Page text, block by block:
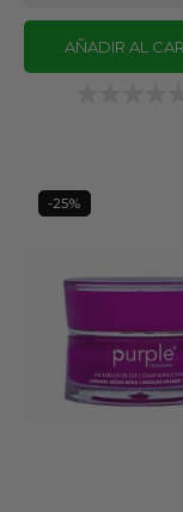
AÑADIR AL
-25%